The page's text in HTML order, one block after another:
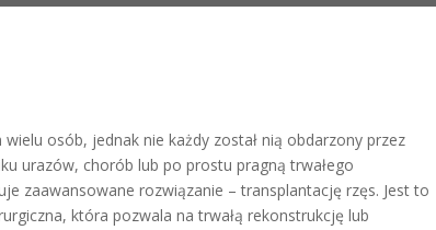
osób, jednak nie każdy został nią obdarzony przez
urazów, chorób lub po prostu pragną trwałego
zaawansowane rozwiązanie – transplantację rzęs. Jest to
która pozwala na trwałą rekonstrukcję lub